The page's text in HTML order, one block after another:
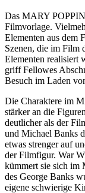
Das MARY
Filmvorlage.
Elementen aus dem
Szenen, die im Film
Elementen realisiert
griff Fellowes
Besuch im Laden
Die Charaktere im
stärker an die
deutlicher als der
und Michael Banks
etwas strenger auf
der Filmfigur. War
kümmert sie sich im
des George Banks
eigene schwierige